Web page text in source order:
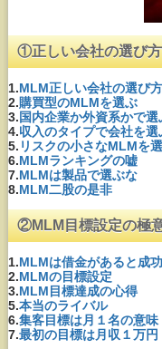
①正しい会社の選び方
1.MLM正しい会社の選び方
2.購買型のMLMを選ぶ
3.国内企業か外資系かで選
4.収入のタイプで会社を選
5. リスクの小さなMLMを
6.MLMランキングの嘘
7.MLMは製品で選ぶな
8.MLM二股の是非
②MLM目標設定の極
1.MLMは借金があると成
2.MLMの目標設定
3.MLM目標達成の心得
5.本当のライバル
6.集客目標は月１名の意味
7.最初の目標は月収１万円